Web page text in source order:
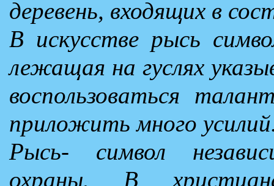
деревень, входящих в
В искусстве рысь
лежащая на гуслях
воспользоваться
приложить много
Рысь- символ
охраны. В